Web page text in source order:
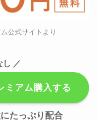
公式サイトより
し ／
ミアム購入する
たっぷり配合